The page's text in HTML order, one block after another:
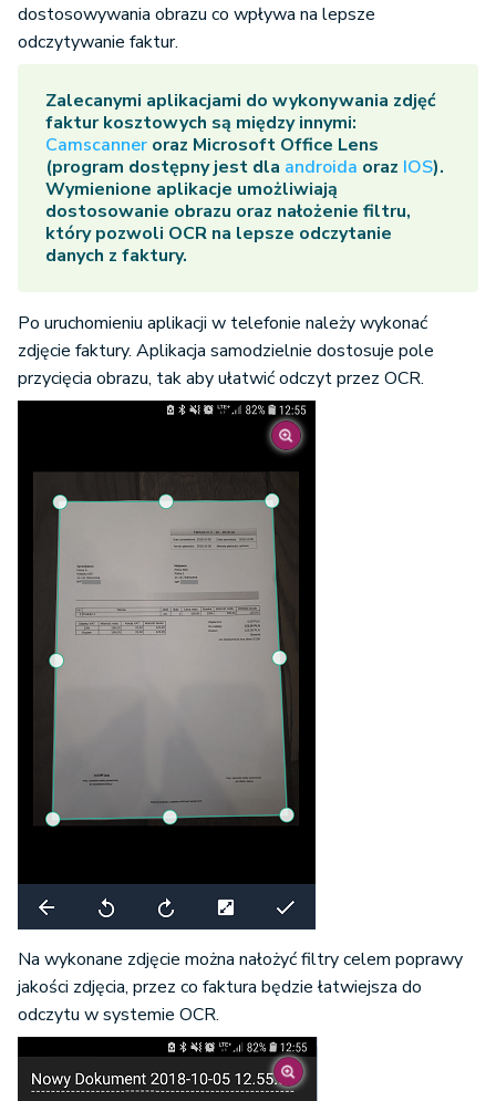
dostosowywania obrazu co wpływa na lepsze
odczytywanie faktur.
Zalecanymi aplikacjami do wykonywania zdjęć
faktur kosztowych są między innymi:
Camscanner oraz Microsoft Office Lens
(program dostępny jest dla androida oraz IOS).
Wymienione aplikacje umożliwiają
dostosowanie obrazu oraz nałożenie filtru,
który pozwoli OCR na lepsze odczytanie
danych z faktury.
Po uruchomieniu aplikacji w telefonie należy wykonać
zdjęcie faktury. Aplikacja samodzielnie dostosuje pole
przycięcia obrazu, tak aby ułatwić odczyt przez OCR.
Na wykonane zdjęcie można nałożyć filtry celem poprawy
jakości zdjęcia, przez co faktura będzie łatwiejsza do
odczytu w systemie OCR.